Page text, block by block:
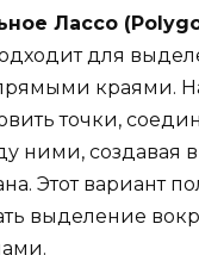
Лассо
для
краями.
точки,
ними, создавая
Этот вариант
выделение